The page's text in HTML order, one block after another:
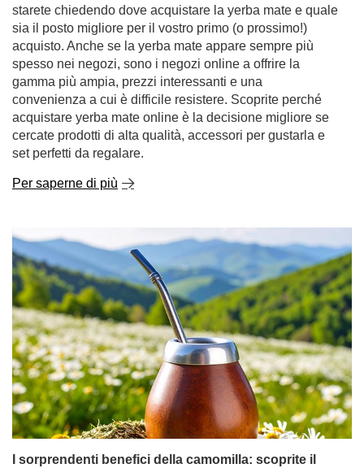
starete chiedendo dove acquistare la yerba mate e quale
sia il posto migliore per il vostro primo (o prossimo!)
acquisto. Anche se la yerba mate appare sempre più
spesso nei negozi, sono i negozi online a offrire la
gamma più ampia, prezzi interessanti e una
convenienza a cui è difficile resistere. Scoprite perché
acquistare yerba mate online è la decisione migliore se
cercate prodotti di alta qualità, accessori per gustarla e
set perfetti da regalare.
Per saperne di più
I sorprendenti benefici della camomilla: scoprite il